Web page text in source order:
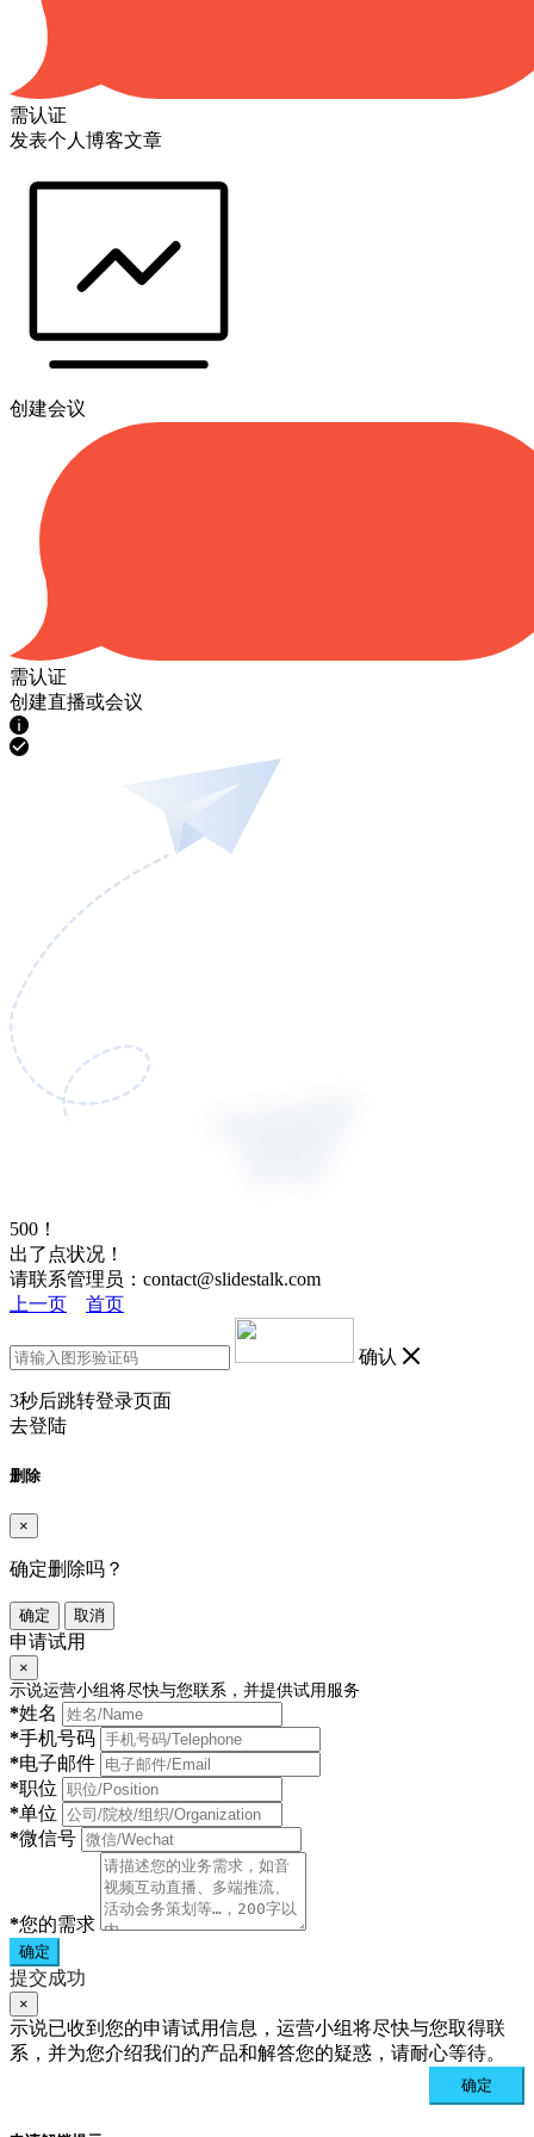
需认证
发表个人博客文章
创建会议
需认证
创建直播或会议
500！
出了点状况！
请联系管理员：contact@slidestalk.com
上一页
首页
确认
3秒后跳转登录页面
去登陆
删除
×
确定删除吗？
确定 取消
申请试用
×
示说运营小组将尽快与您联系，并提供试用服务
*姓名
*手机号码
*电子邮件
*职位
*单位
*微信号
*您的需求
确定
提交成功
×
示说已收到您的申请试用信息，运营小组将尽快与您取得联
系，并为您介绍我们的产品和解答您的疑惑，请耐心等待。
确定